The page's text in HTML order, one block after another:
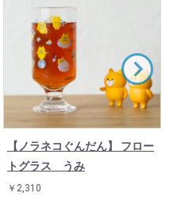
【ノラネコぐんだん】 フロー
トグラス うみ
￥2,310